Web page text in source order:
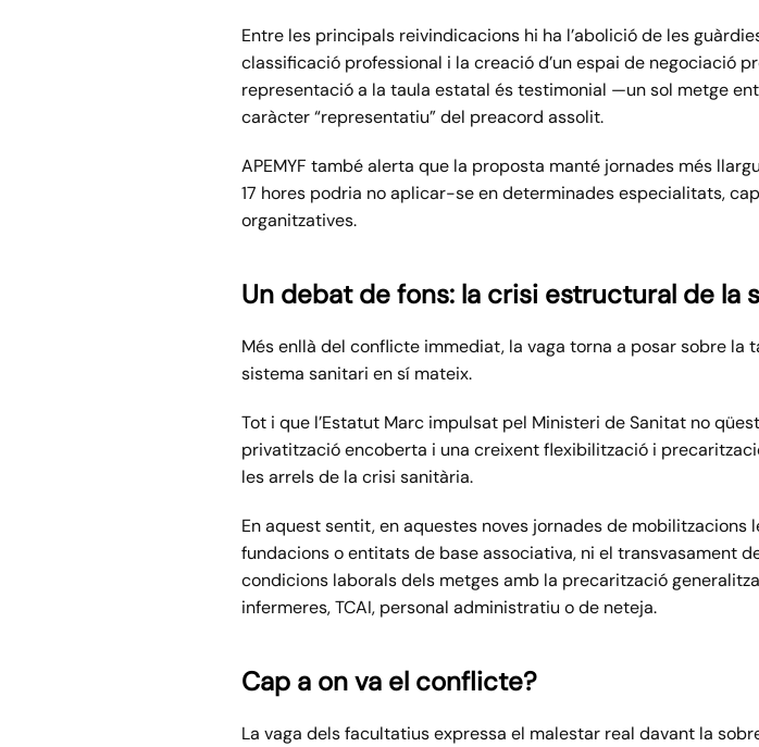
Entre les principals reivindicacions hi ha l’abolició de les
classificació professional i la creació d’un espai de negociació
representació a la taula estatal és testimonial —un sol metge
caràcter “representatiu” del preacord assolit.
APEMYF també alerta que la proposta manté jornades més
17 hores podria no aplicar-se en determinades especialitats,
organitzatives.
Un debat de fons: la crisi estructural de la
Més enllà del conflicte immediat, la vaga torna a posar sobre
sistema sanitari en sí mateix.
Tot i que l’Estatut Marc impulsat pel Ministeri de Sanitat no
privatització encoberta i una creixent flexibilització i
les arrels de la crisi sanitària.
En aquest sentit, en aquestes noves jornades de
fundacions o entitats de base associativa, ni el transvasament
condicions laborals dels metges amb la precarització
infermeres, TCAI, personal administratiu o de neteja.
Cap a on va el conflicte?
La vaga dels facultatius expressa el malestar real davant la